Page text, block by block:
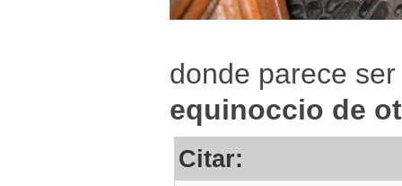
donde parece
equinoccio de
Citar: